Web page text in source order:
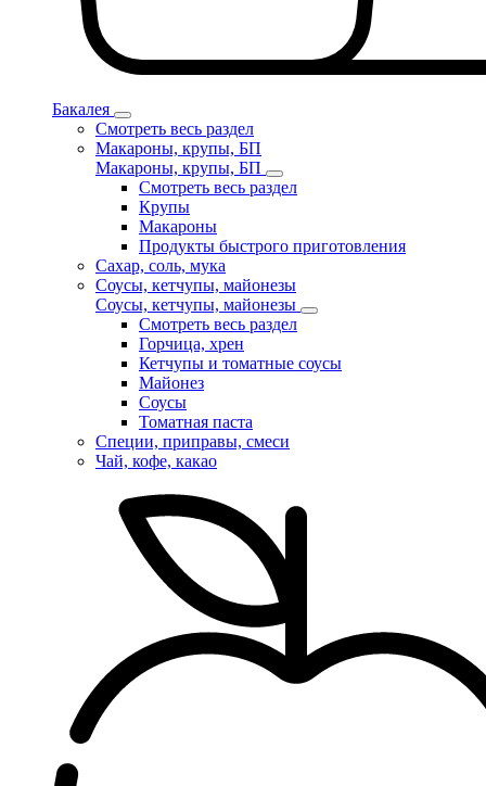
Бакалея
Смотреть весь раздел
Макароны, крупы, БП
Макароны, крупы, БП
Смотреть весь раздел
Крупы
Макароны
Продукты быстрого приготовления
Сахар, соль, мука
Соусы, кетчупы, майонезы
Соусы, кетчупы, майонезы
Смотреть весь раздел
Горчица, хрен
Кетчупы и томатные соусы
Майонез
Соусы
Томатная паста
Специи, приправы, смеси
Чай, кофе, какао